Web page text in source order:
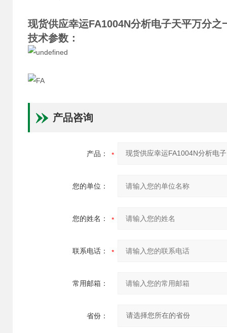
现货供应幸运FA1004N分析电子天平万分之
技术参数：
产品咨询
产品：
您的单位：
您的姓名：
联系电话：
常用邮箱：
省份：